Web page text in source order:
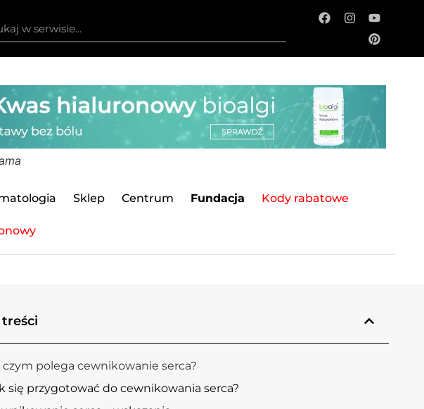
Sklep Centrum Fundacja Kody rabatowe
treści
czym polega cewnikowanie serca?
się przygotować do cewnikowania serca?